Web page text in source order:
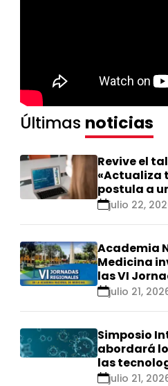
Últimas noticias
Revive el
«Actualiza
postula a
calificación
julio 22,
Academia
Medicina
las VI
sejulio 21,
Simposio
abordará
las
para el
julio 21,